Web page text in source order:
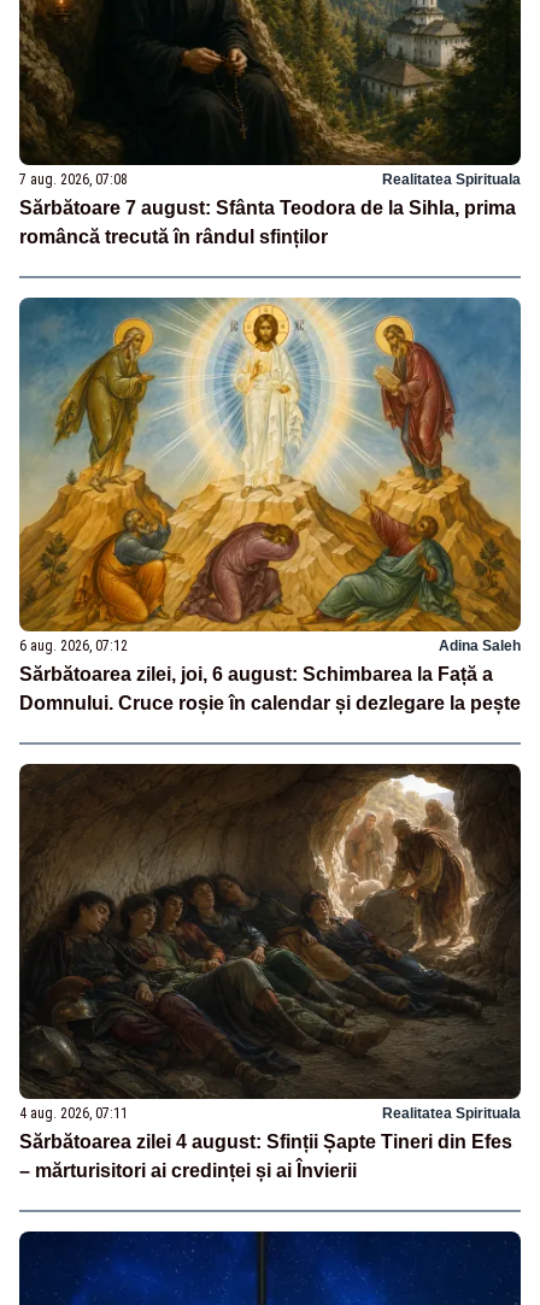
7 aug. 2026, 07:08 Realitatea Spirituala
Sărbătoare 7 august: Sfânta Teodora de la Sihla, prima
româncă trecută în rândul sfinților
6 aug. 2026, 07:12 Adina Saleh
Sărbătoarea zilei, joi, 6 august: Schimbarea la Față a
Domnului. Cruce roșie în calendar și dezlegare la pește
4 aug. 2026, 07:11 Realitatea Spirituala
Sărbătoarea zilei 4 august: Sfinții Șapte Tineri din Efes
– mărturisitori ai credinței și ai Învierii